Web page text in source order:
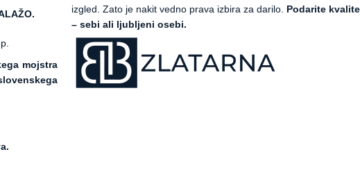
mojstra
izgled. Zato je nakit vedno prava izbira za darilo. Podarite
– sebi ali ljubljeni osebi.